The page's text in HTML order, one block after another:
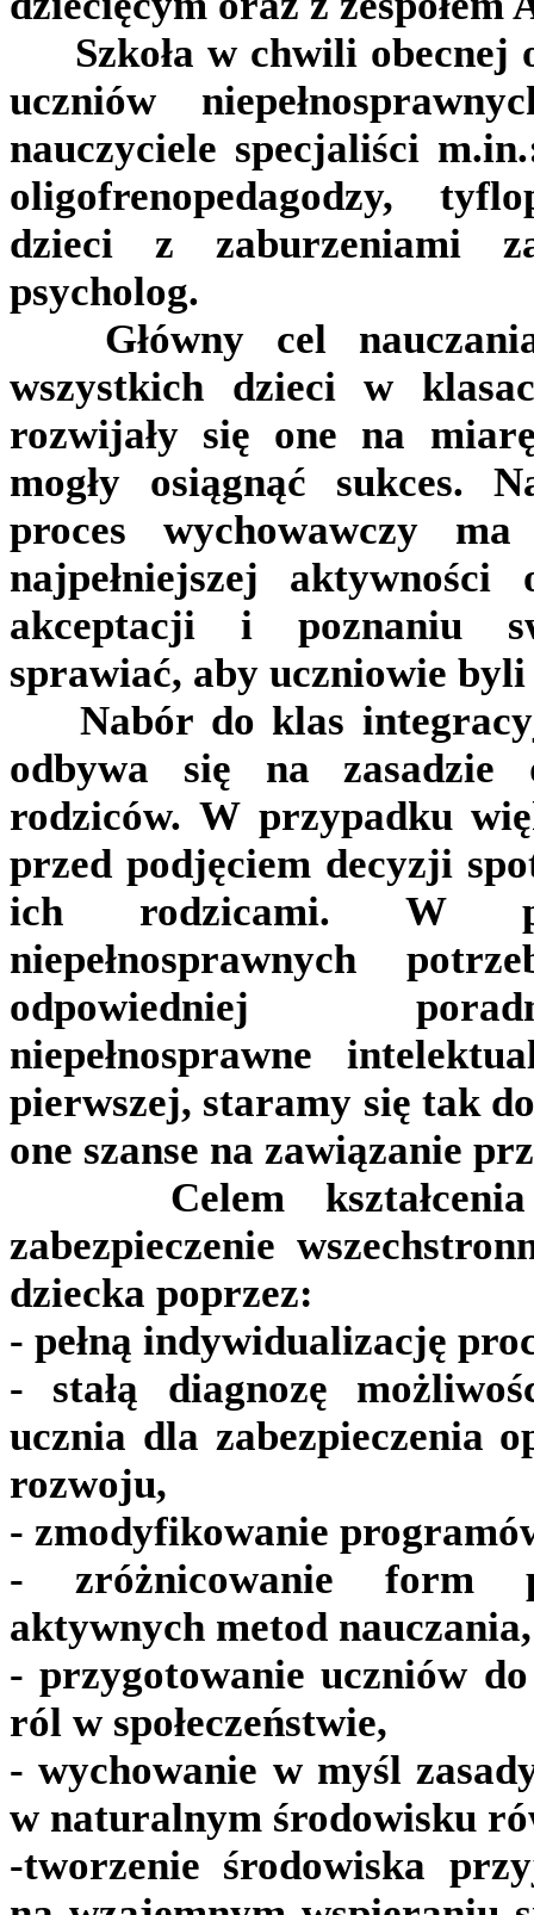
Szkoła w chwili obecnej
uczniów
nauczyciele specjaliści
oligofrenopedagodzy,
dzieci z zaburzeniami
psycholog.
Główny cel
wszystkich dzieci w
rozwijały się one na
mogły osiągnąć sukces.
proces wychowawczy
najpełniejszej
akceptacji i poznaniu
sprawiać, aby uczniowie
Nabór do klas
odbywa się na zasadzie
rodziców. W przypadku
przed podjęciem decyzji
ich rodzicami. W
niepełnosprawnych
odpowiedniej
niepełnosprawne
pierwszej, staramy się tak
one szanse na zawiązanie
Celem kształcenia
zabezpieczenie
dziecka poprzez:
- pełną indywidualizację
- stałą diagnozę
ucznia dla zabezpieczenia
rozwoju,
- zmodyfikowanie
- zróżnicowanie form
aktywnych metod nauczania,
- przygotowanie uczniów
ról w społeczeństwie,
- wychowanie w myśl
w naturalnym środowisku
-tworzenie środowiska